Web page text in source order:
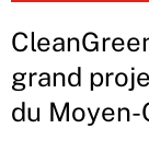
grand
du Moyen-